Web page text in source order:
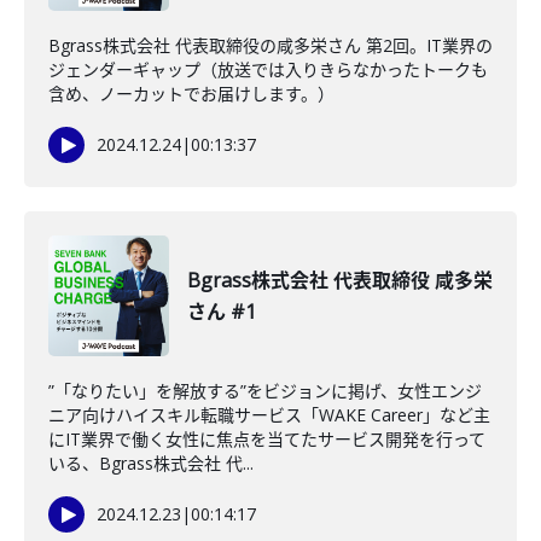
Bgrass株式会社 代表取締役の咸多栄さん 第2回。IT業界の
ジェンダーギャップ（放送では入りきらなかったトークも
含め、ノーカットでお届けします。）
2024.12.24|00:13:37
Bgrass株式会社 代表取締役 咸多栄
さん #1
”「なりたい」を解放する”をビジョンに掲げ、女性エンジ
ニア向けハイスキル転職サービス「WAKE Career」など主
にIT業界で働く女性に焦点を当てたサービス開発を行って
いる、Bgrass株式会社 代...
2024.12.23 |00:14:17